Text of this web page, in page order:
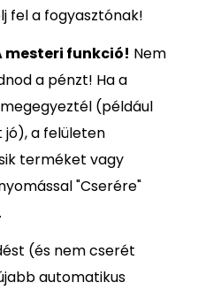
fel a fogyasztónak!
mesteri funkció! Nem
a pénzt! Ha a
(például
a felületen
terméket vagy
"Cserére"
(és nem cserét
automatikus